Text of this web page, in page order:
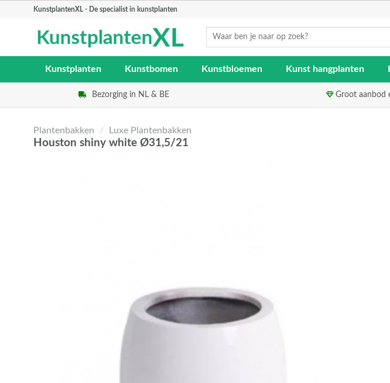
KunstplantenXL - De specialist in kunstplanten
Zoeken
Kunstplanten Kunstbomen Kunstbloemen Kunst hangplanten
Bezorging in NL & BE Groot aanbod
Plantenbakken / Luxe Plantenbakken
Houston shiny white Ø31,5/21